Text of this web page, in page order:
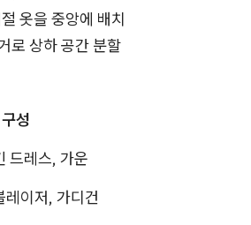
옷을 중앙에 배치
로 상하 공간 분할
성
드레스, 가운
이저, 가디건